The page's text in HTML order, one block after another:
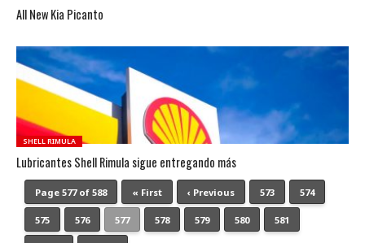
All New Kia Picanto
SHELL RIMULA
Lubricantes Shell Rimula sigue entregando más
Page 577 of 588 « First ‹ Previous 573 574
575 576 577 578 579 580 581